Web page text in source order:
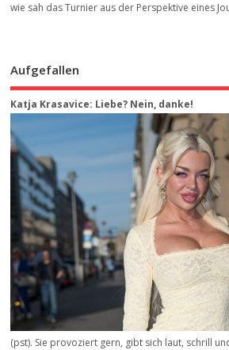
wie sah das Turnier aus der Perspektive eines
Aufgefallen
Katja Krasavice: Liebe? Nein, danke!
(pst). Sie provoziert gern, gibt sich laut, schrill